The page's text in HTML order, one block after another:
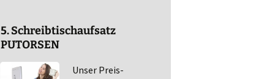
5. Schreibtischaufsatz
PUTORSEN
Unser Preis-